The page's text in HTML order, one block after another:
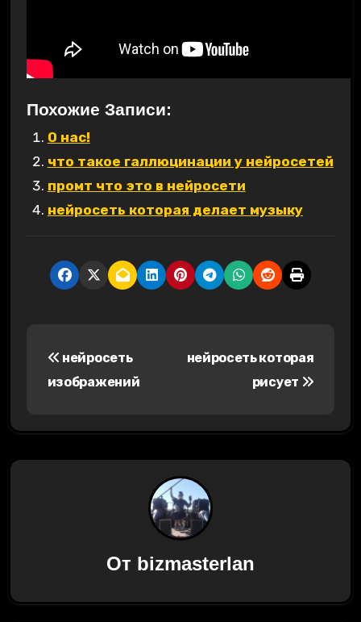
Похожие Записи:
О нас!
что такое галлюцинации у нейросетей
промт что это в нейросети
нейросеть которая делает музыку
и
я
нейросеть
изображений
нейросеть которая
рисует
От bizmasterlan